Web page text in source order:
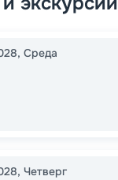
, Среда
, Четверг